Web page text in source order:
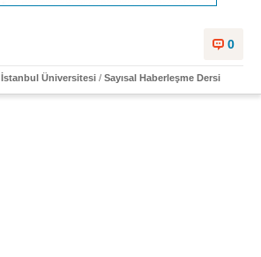
0
İstanbul Üniversitesi / Sayısal Haberleşme Dersi